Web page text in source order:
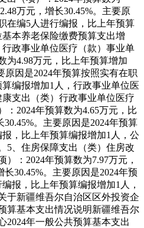
万元，增长30.45%。主要原
在编5人进行编报，比上年预算
本养老保险缴费预算支出增
政事业单位医疗（款）事业单
为4.98万元，比上年预算增加
原因是2024年预算按照实有在职
编报增加1人，行政事业单位医
康支出（类）行政事业单位医疗
：2024年预算数为4.65万元，比
30.45%。主要原因是2024年预算
，比上年预算编报增加1人，公
5、住房保障支出（类）住房改
：2024年预算数为7.97万元，
30.45%。主要原因是2024年预
报，比上年预算编报增加1人，
于新疆维吾尔自治区区外投资企
算基本支出情况说明新疆维吾尔
2024年一般公共预算基本支出